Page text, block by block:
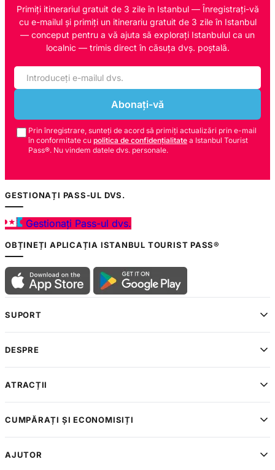
Primiți itinerariul gratuit de 3 zile în Istanbul — Înregistrați-vă
cu e-mailul și primiți un itinerariu gratuit de 3 zile în Istanbul
— conceput pentru a vă ajuta să explorați Istanbulul ca un
localnic — trimis direct în căsuța dvș. poștală.
Abonați-vă
Prin înregistrare, sunteți de acord să primiți actualizări prin e-mail
în conformitate cu politica de confidențialitate a Istanbul Tourist
Pass®. Nu vindem datele dvs. personale.
GESTIONAȚI PASS-UL DVS.
Gestionați Pass-ul dvs.
OBȚINEȚI APLICAȚIA ISTANBUL TOURIST PASS®
SUPORT
DESPRE
ATRACȚII
CUMPĂRAȚI ȘI ECONOMISIȚI
AJUTOR